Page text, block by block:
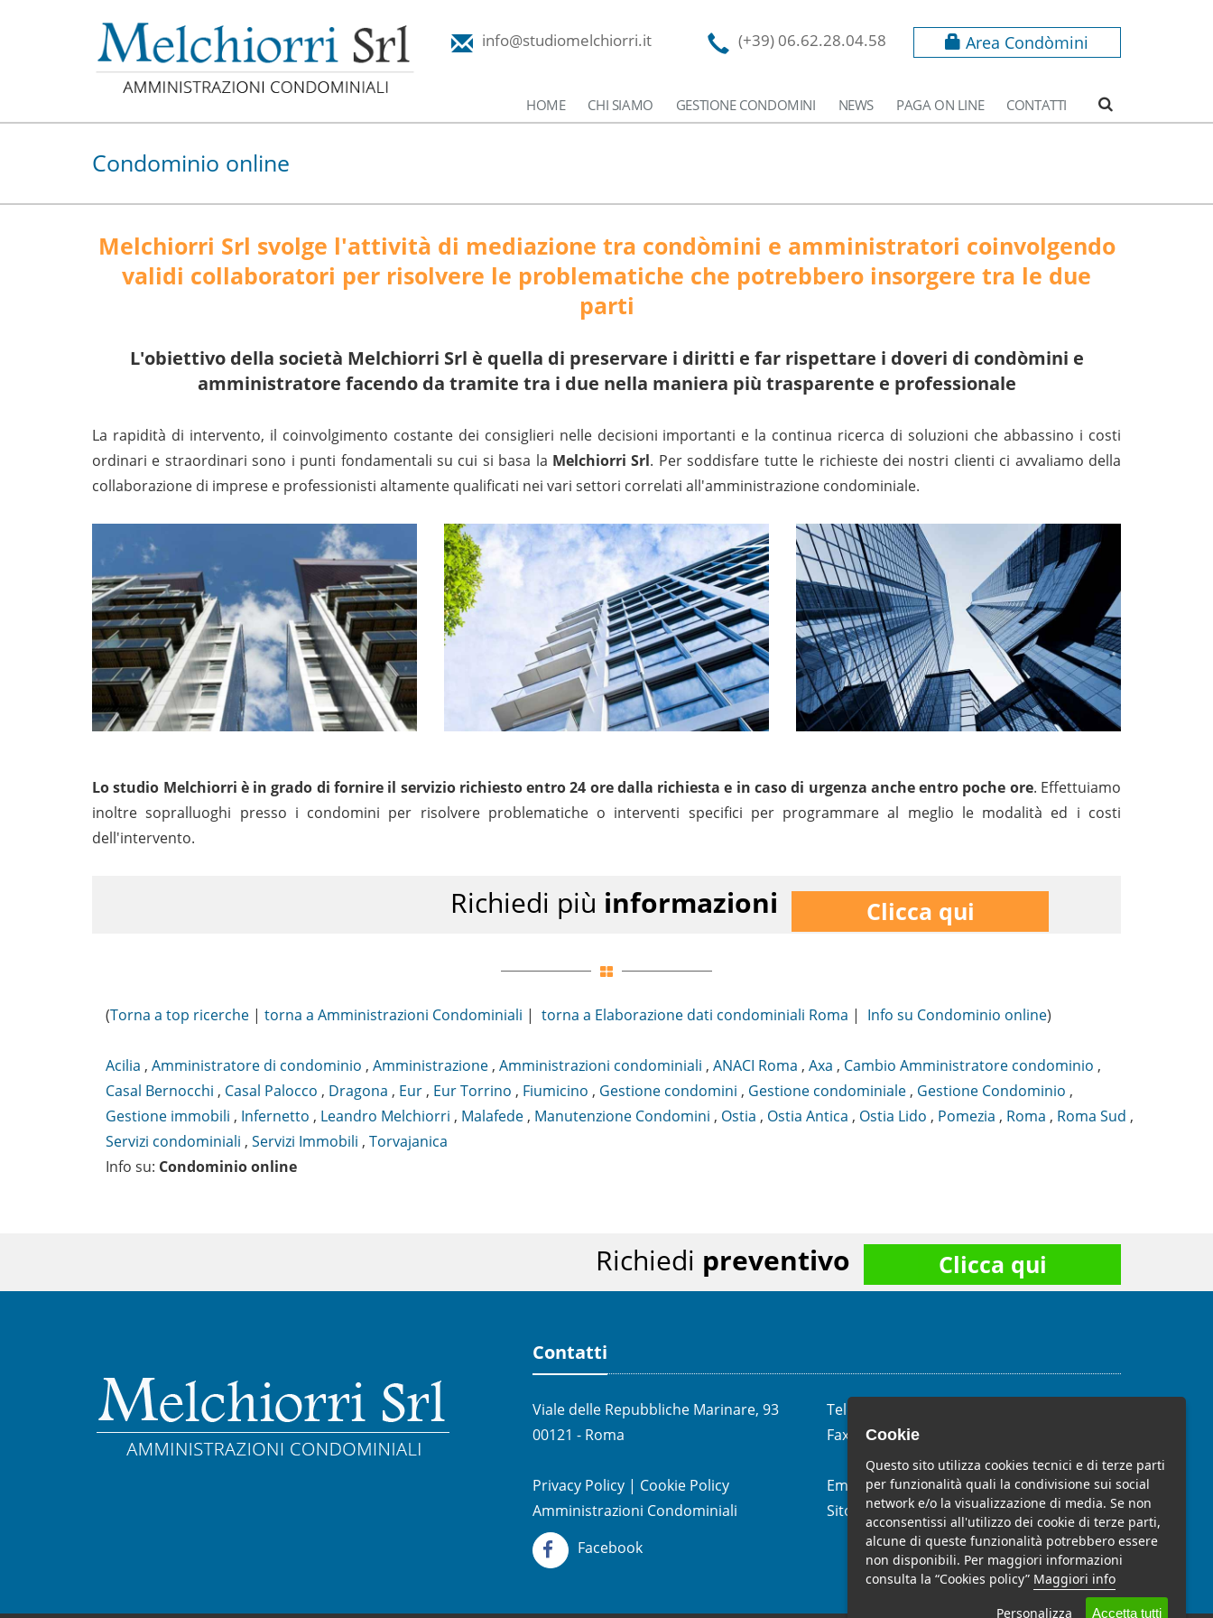
info@studiomelchiorri.it (+39) 06.62.28.04.58 Area Condòmini
HOME CHI SIAMO GESTIONE CONDOMINI NEWS PAGA ON LINE CONTATTI
Condominio online
Melchiorri Srl svolge l'attività di mediazione tra condòmini e amministratori coinvolgendo
validi collaboratori per risolvere le problematiche che potrebbero insorgere tra le due
parti
L'obiettivo della società Melchiorri Srl è quella di preservare i diritti e far rispettare i doveri di condòmini e
amministratore facendo da tramite tra i due nella maniera più trasparente e professionale
La rapidità di intervento, il coinvolgimento costante dei consiglieri nelle decisioni importanti e la continua ricerca di soluzioni che abbassino i costi
ordinari e straordinari sono i punti fondamentali su cui si basa la Melchiorri Srl. Per soddisfare tutte le richieste dei nostri clienti ci avvaliamo della
collaborazione di imprese e professionisti altamente qualificati nei vari settori correlati all'amministrazione condominiale.
Lo studio Melchiorri è in grado di fornire il servizio richiesto entro 24 ore dalla richiesta e in caso di urgenza anche entro poche ore. Effettuiamo
inoltre sopralluoghi presso i condomini per risolvere problematiche o interventi specifici per programmare al meglio le modalità ed i costi
dell'intervento.
Richiedi più informazioni Clicca qui
(Torna a top ricerche | torna a Amministrazioni Condominiali | torna a Elaborazione dati condominiali Roma | Info su Condominio online)
Acilia , Amministratore di condominio , Amministrazione , Amministrazioni condominiali , ANACI Roma , Axa , Cambio Amministratore condominio ,
Casal Bernocchi , Casal Palocco , Dragona , Eur , Eur Torrino , Fiumicino , Gestione condomini , Gestione condominiale , Gestione Condominio ,
Gestione immobili , Infernetto , Leandro Melchiorri , Malafede , Manutenzione Condomini , Ostia , Ostia Antica , Ostia Lido , Pomezia , Roma , Roma Sud ,
Servizi condominiali , Servizi Immobili , Torvajanica
Info su: Condominio online
Richiedi preventivo Clicca qui
Contatti
Viale delle Repubbliche Marinare, 93
00121 - Roma
Privacy Policy| Cookie Policy
Amministrazioni Condominiali
Facebook
Telefono:
Fax:
(+39) 06.99.33.19.10
Email:info@studiomelchiorri.it
Sito Web:www.stmelchiorri.it
Cookie
Questo sito utilizza cookies tecnici e di terze parti
per funzionalità quali la condivisione sui social
network e/o la visualizzazione di media. Se non
acconsentissi all'utilizzo dei cookie di terze parti,
alcune di queste funzionalità potrebbero essere
non disponibili. Per maggiori informazioni
consulta la “Cookies policy” Maggiori info
Personalizza
Accetta tutti